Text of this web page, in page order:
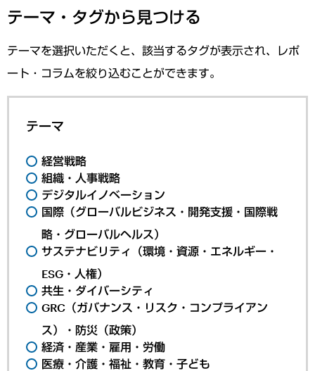
テーマ・タグから見つける
テーマを選択いただくと、該当するタグが表示され、レポ
ート・コラムを絞り込むことができます。
テーマ
経営戦略
組織・人事戦略
デジタルイノベーション
国際（グローバルビジネス・開発支援・国際戦
略・グローバルヘルス）
サステナビリティ（環境・資源・エネルギー・
ESG・人権）
共生・ダイバーシティ
GRC（ガバナンス・リスク・コンプライアン
ス）・防災（政策）
経済・産業・雇用・労働
医療・介護・福祉・教育・子ども